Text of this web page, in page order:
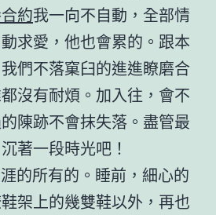
約我一向不自動，全部情
求愛，他也會累的。跟本
們不落窠臼的進進瞭磨合
沒有耐煩。加入往，會不
陳跡不會抹失落。盡管最
著一段時光吧！
的所有的。睡前，細心的
架上的幾雙鞋以外，再也